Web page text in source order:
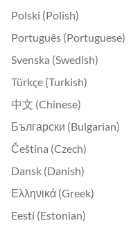
Polski (Polish)
Português (Portuguese)
Svenska (Swedish)
Türkçe (Turkish)
中文 (Chinese)
Български (Bulgarian)
Čeština (Czech)
Dansk (Danish)
Ελληνικά (Greek)
Eesti (Estonian)